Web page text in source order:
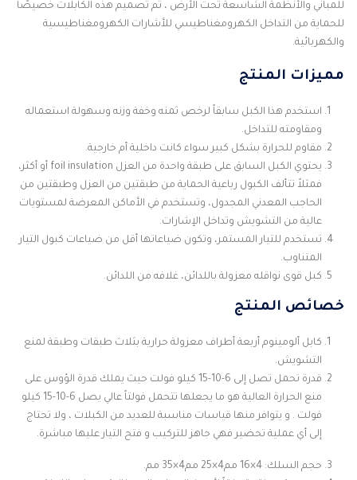
للمباني والأنظمة الشاسعة تحت الأرض ، تم تصميم هذه الكابلات خصيصًا
للحماية من التداخل الكهرومغناطيسي للأشارات الكهرومغناطيسية
والكهربائية.
مميزات المنتج
استخدم هذا الكبل سابقاً لرخص ثمنه وخفة وزنه وسهولة استعماله
ومقاومته للتداخل.
مقاوم للحرارة بشكل كبير سواء كانت داخلية أم خارجية.
يحتوي الكبل السابق على طبقة واحدة من العزل foil insulation أو أكثر،
فمثلاً تتألف الكبول رباعية الحماية من طبقتين من العزل وطبقتين من
الحاجب المعدني المجدول، وتستخدم في الأماكن المعرضة لمستويات
عالية من التشويش وتداخل الإشارات.
تستخدم للتيار المستمر، وتكون ضياعاتها أقل من ضياعات كبول التيار
المتناوب.
كبل قوى نواقله معزولة باللدائن، غلافه من اللدائن.
خصائص المنتج
كابل ألومينوم أربعة أطراف معزولة حرارية بثلاث طبقات وطبقة لمنع
التشويش.
قدرة تحمل تصل إلى 6-10-15 كيلو فولت حيث يملك قدرة الؤوس على
منع الحرارة العالية هو ما يجعلها تتحمل فولتاً عالي يصل 6-10-15 كيلو
فولت . و يتوافر منها قياسات مناسبة للعديد من الكبلات ، ولا تحتاج
إلى أي عملية تحضير فهي جاهز للتركيب و فتح التيار عليها مباشرة.
حجم السلك: 4×16 مم4×25 مم4×35 مم.